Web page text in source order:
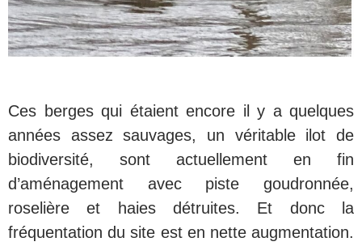
Ces berges qui étaient encore il y a quelques
années assez sauvages, un véritable ilot de
biodiversité, sont actuellement en fin
d’aménagement avec piste goudronnée,
roselière et haies détruites. Et donc la
fréquentation du site est en nette augmentation.